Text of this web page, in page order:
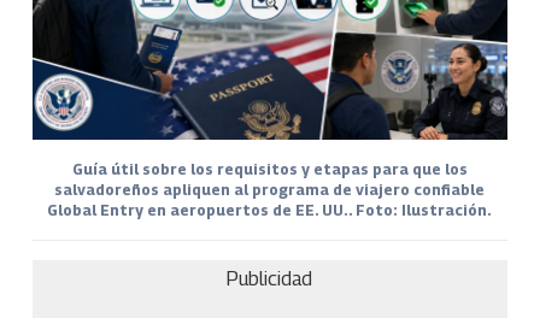
Guía útil sobre los requisitos y etapas para que los
salvadoreños apliquen al programa de viajero confiable
Global Entry en aeropuertos de EE. UU.. Foto: Ilustración.
Publicidad